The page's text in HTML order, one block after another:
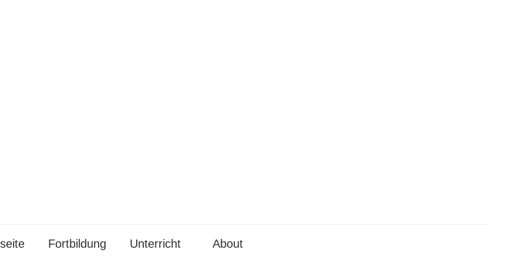
Fortbildung Unterricht About